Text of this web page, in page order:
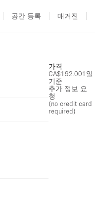
공간 등록 매거진
가격
CA$192.001일
기준
추가 정보 요
청
(no credit card
required)